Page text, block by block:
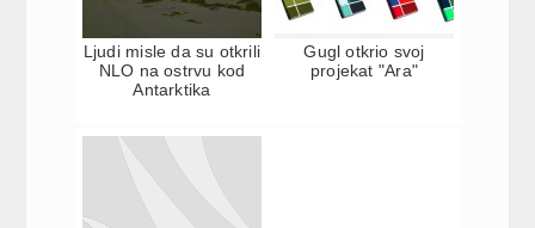
Ljudi misle da su otkrili
NLO na ostrvu kod
Antarktika
Gugl otkrio svoj
projekat "Ara"